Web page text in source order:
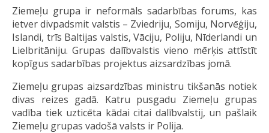
Ziemeļu grupa ir neformāls sadarbības forums, kas
ietver divpadsmit valstis – Zviedriju, Somiju, Norvēģiju,
Islandi, trīs Baltijas valstis, Vāciju, Poliju, Nīderlandi un
Lielbritāniju. Grupas dalībvalstis vieno mērķis attīstīt
kopīgus sadarbības projektus aizsardzības jomā.
Ziemeļu grupas aizsardzības ministru tikšanās notiek
divas reizes gadā. Katru pusgadu Ziemeļu grupas
vadība tiek uzticēta kādai citai dalībvalstij, un pašlaik
Ziemeļu grupas vadošā valsts ir Polija.